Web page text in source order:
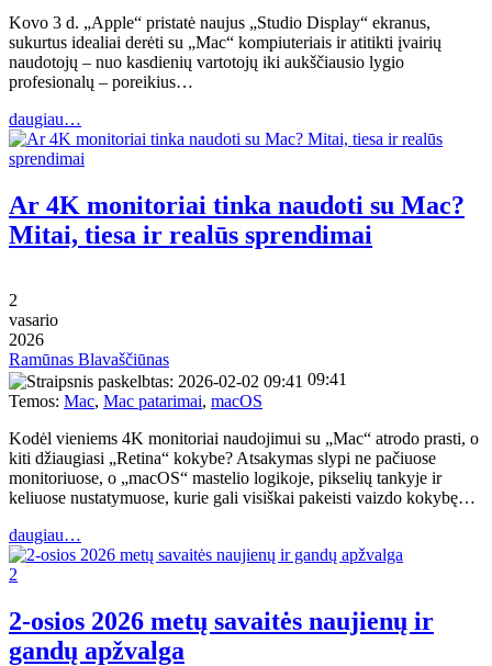
Kovo 3 d. „Apple“ pristatė naujus „Studio Display“ ekranus,
sukurtus idealiai derėti su „Mac“ kompiuteriais ir atitikti įvairių
naudotojų – nuo kasdienių vartotojų iki aukščiausio lygio
profesionalų – poreikius…
daugiau…
Ar 4K monitoriai tinka naudoti su Mac?
Mitai, tiesa ir realūs sprendimai
2
vasario
2026
Ramūnas Blavaščiūnas
09:41
Temos: Mac, Mac patarimai, macOS
Kodėl vieniems 4K monitoriai naudojimui su „Mac“ atrodo prasti, o
kiti džiaugiasi „Retina“ kokybe? Atsakymas slypi ne pačiuose
monitoriuose, o „macOS“ mastelio logikoje, pikselių tankyje ir
keliuose nustatymuose, kurie gali visiškai pakeisti vaizdo kokybę…
daugiau…
2
2-osios 2026 metų savaitės naujienų ir
gandų apžvalga